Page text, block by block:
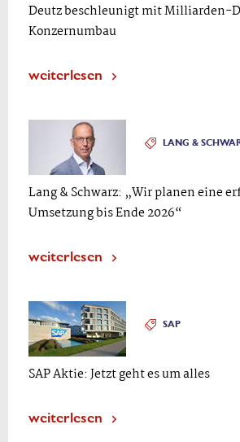
Deutz beschleunigt mit Milliarden-
Konzernumbau
weiterlesen
LANG &
Lang & Schwarz: „Wir planen eine
Umsetzung bis Ende 2026“
weiterlesen
SAP
SAP Aktie: Jetzt geht es um alles
weiterlesen